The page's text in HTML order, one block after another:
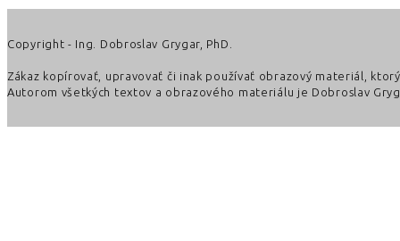
Copyright - Ing. Dobroslav Grygar, PhD.
Zákaz kopírovať, upravovať či inak používať obrazový materiál,
Autorom všetkých textov a obrazového materiálu je Dobroslav